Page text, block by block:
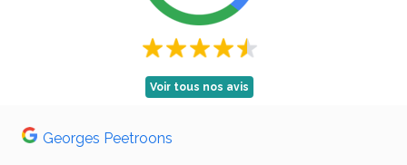
Voir tous nos avis
Georges Peetroons